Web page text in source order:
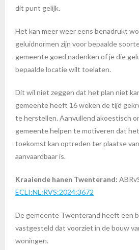
dit punt gelijk.
Het kan meer weer eens benadrukt
geluidnormen zijn voor bepaalde
gemeente goed nadenken of je die
bepaalde locatie wilt toelaten.
Dit wil niet zeggen dat het plan niet
gemeente heeft 16 weken de tijd
te herstellen. Aanvullend akoestisch
gemeente helpen te motiveren dat
toekomst kan optreden ter plaatse
aanvaardbaar is.
Kraaiende hanen Twenterand:
ECLI:NL:RVS:2024:3672
De gemeente Twenterand heeft een
vastgesteld dat voorziet in de bouw
woningen.